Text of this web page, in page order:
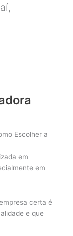
Escolher a
em
em
certa é
e que